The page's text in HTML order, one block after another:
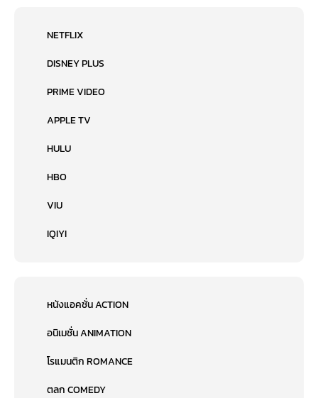
NETFLIX
DISNEY PLUS
PRIME VIDEO
APPLE TV
HULU
HBO
VIU
IQIYI
หนังแอคชั่น ACTION
อนิเมชั่น ANIMATION
โรแมนติก ROMANCE
ตลก COMEDY